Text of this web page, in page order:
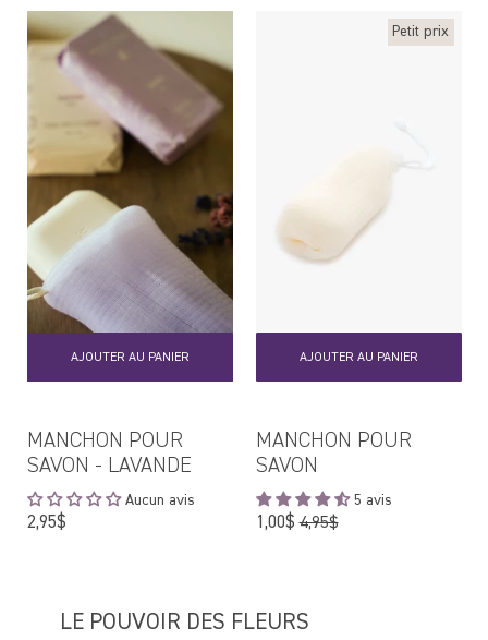
AJOUTER AU PANIER
MANCHON POUR
SAVON - LAVANDE
Aucun avis
2,95$Prix
Petit prix
AJOUTER AU PANIER
MANCHON POUR
SAVON
5 avis
1,00$Prix
4,95$
LE POUVOIR DES FLEURS